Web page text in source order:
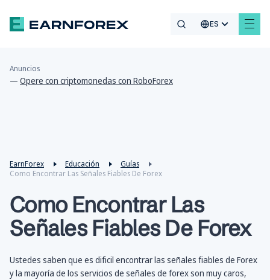
ES
Anuncios
— Opere con criptomonedas con RoboForex
EarnForex Educación
Guías
Como Encontrar Las Señales Fiables De Forex
Como Encontrar Las
Señales Fiables De Forex
Ustedes saben que es dificil encontrar las señales fiables de Forex
y la mayoría de los servicios de señales de forex son muy caros,